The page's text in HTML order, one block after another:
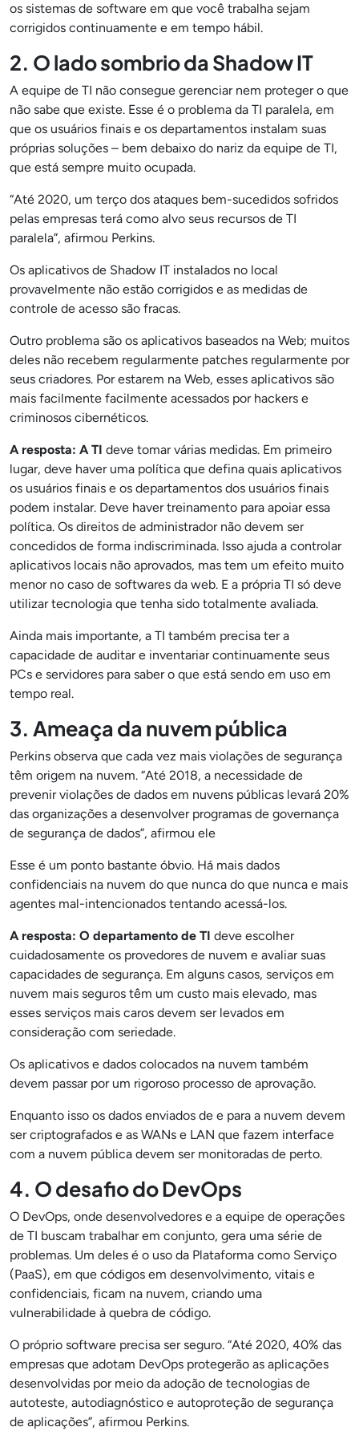
os sistemas de software em que você trabalha sejam
corrigidos continuamente e em tempo hábil.
2. O lado sombrio da Shadow IT
A equipe de TI não consegue gerenciar nem proteger o que
não sabe que existe. Esse é o problema da TI paralela, em
que os usuários finais e os departamentos instalam suas
próprias soluções – bem debaixo do nariz da equipe de TI,
que está sempre muito ocupada.
“Até 2020, um terço dos ataques bem-sucedidos sofridos
pelas empresas terá como alvo seus recursos de TI
paralela”, afirmou Perkins.
Os aplicativos de Shadow IT instalados no local
provavelmente não estão corrigidos e as medidas de
controle de acesso são fracas.
Outro problema são os aplicativos baseados na Web; muitos
deles não recebem regularmente patches regularmente por
seus criadores. Por estarem na Web, esses aplicativos são
mais facilmente facilmente acessados por hackers e
criminosos cibernéticos.
A resposta: A TI deve tomar várias medidas. Em primeiro
lugar, deve haver uma política que defina quais aplicativos
os usuários finais e os departamentos dos usuários finais
podem instalar. Deve haver treinamento para apoiar essa
política. Os direitos de administrador não devem ser
concedidos de forma indiscriminada. Isso ajuda a controlar
aplicativos locais não aprovados, mas tem um efeito muito
menor no caso de softwares da web. E a própria TI só deve
utilizar tecnologia que tenha sido totalmente avaliada.
Ainda mais importante, a TI também precisa ter a
capacidade de auditar e inventariar continuamente seus
PCs e servidores para saber o que está sendo em uso em
tempo real.
3. Ameaça da nuvem pública
Perkins observa que cada vez mais violações de segurança
têm origem na nuvem. “Até 2018, a necessidade de
prevenir violações de dados em nuvens públicas levará 20%
das organizações a desenvolver programas de governança
de segurança de dados”, afirmou ele
Esse é um ponto bastante óbvio. Há mais dados
confidenciais na nuvem do que nunca do que nunca e mais
agentes mal-intencionados tentando acessá-los.
A resposta: O departamento de TI deve escolher
cuidadosamente os provedores de nuvem e avaliar suas
capacidades de segurança. Em alguns casos, serviços em
nuvem mais seguros têm um custo mais elevado, mas
esses serviços mais caros devem ser levados em
consideração com seriedade.
Os aplicativos e dados colocados na nuvem também
devem passar por um rigoroso processo de aprovação.
Enquanto isso os dados enviados de e para a nuvem devem
ser criptografados e as WANs e LAN que fazem interface
com a nuvem pública devem ser monitoradas de perto.
4. O desafio do DevOps
O DevOps, onde desenvolvedores e a equipe de operações
de TI buscam trabalhar em conjunto, gera uma série de
problemas. Um deles é o uso da Plataforma como Serviço
(PaaS), em que códigos em desenvolvimento, vitais e
confidenciais, ficam na nuvem, criando uma
vulnerabilidade à quebra de código.
O próprio software precisa ser seguro. “Até 2020, 40% das
empresas que adotam DevOps protegerão as aplicações
desenvolvidas por meio da adoção de tecnologias de
autoteste, autodiagnóstico e autoproteção de segurança
de aplicações”, afirmou Perkins.